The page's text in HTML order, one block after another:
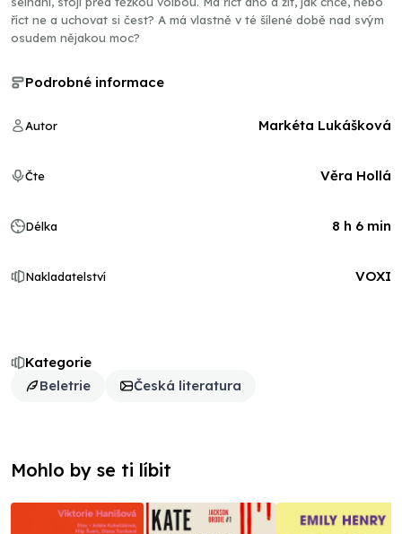
říct ne a uchovat si čest? A má vlastně v té šílené době nad svým
osudem nějakou moc?
Kategorie
Beletrie
Česká literatura
Podrobné informace
Autor Markéta Lukášková
Čte Věra Hollá
Délka 8 h 6 min
Nakladatelství VOXI
Mohlo by se ti líbit